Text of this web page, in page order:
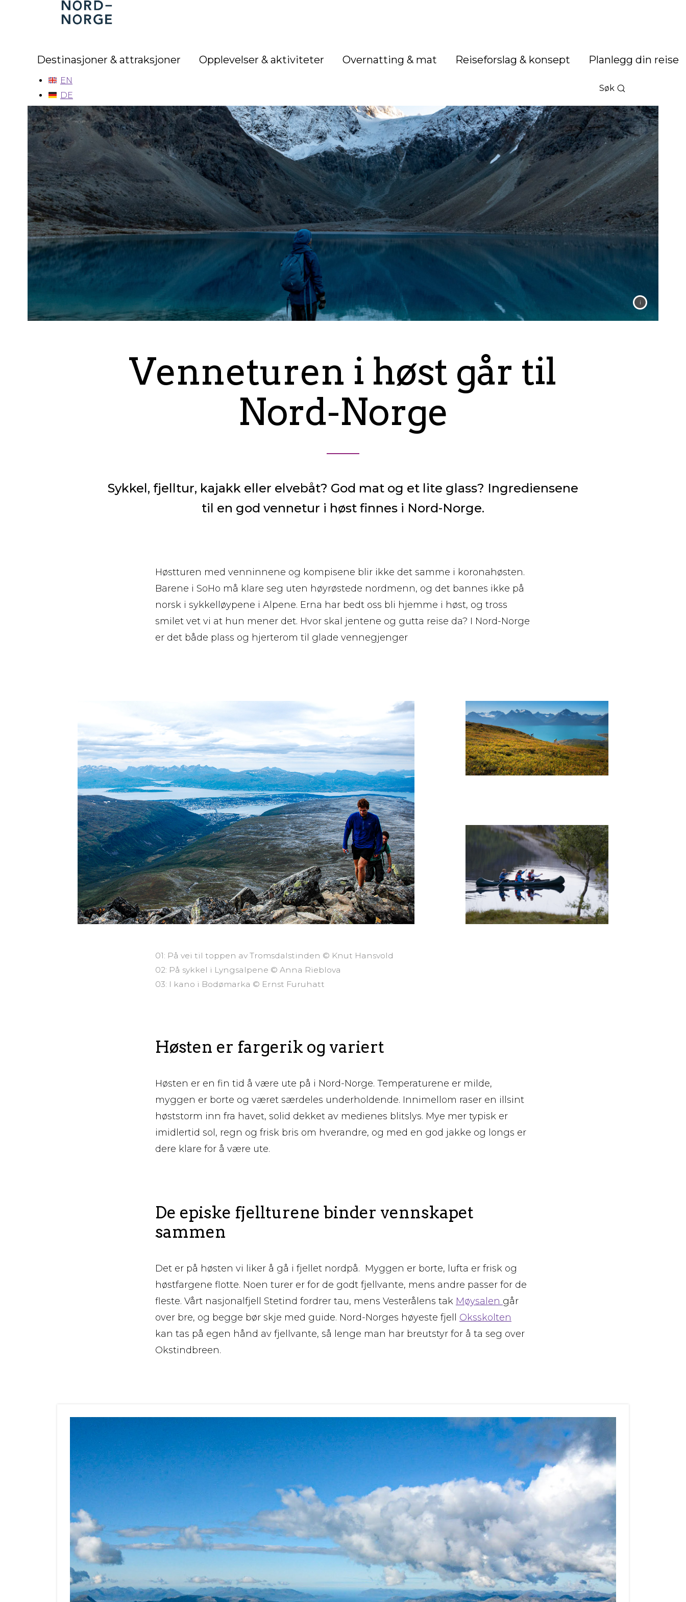
Nord-
Norge
Destinasjoner & attraksjoner Opplevelser & aktiviteter Overnatting & mat Reiseforslag & konsept Planlegg din reise
Søk
EN
DE
Venneturen i høst går til
Nord-Norge
Sykkel, fjelltur, kajakk eller elvebåt? God mat og et lite glass? Ingrediensene
til en god vennetur i høst finnes i Nord-Norge.
Høstturen med venninnene og kompisene blir ikke det samme i koronahøsten.
Barene i SoHo må klare seg uten høyrøstede nordmenn, og det bannes ikke på
norsk i sykkelløypene i Alpene. Erna har bedt oss bli hjemme i høst, og tross
smilet vet vi at hun mener det. Hvor skal jentene og gutta reise da? I Nord-Norge
er det både plass og hjerterom til glade vennegjenger
01: På vei til toppen av Tromsdalstinden © Knut Hansvold
02: På sykkel i Lyngsalpene © Anna Rieblova
03: I kano i Bodømarka © Ernst Furuhatt
Høsten er fargerik og variert
Høsten er en fin tid å være ute på i Nord-Norge. Temperaturene er milde,
myggen er borte og været særdeles underholdende. Innimellom raser en illsint
høststorm inn fra havet, solid dekket av medienes blitslys. Mye mer typisk er
imidlertid sol, regn og frisk bris om hverandre, og med en god jakke og longs er
dere klare for å være ute.
De episke fjellturene binder vennskapet
sammen
Det er på høsten vi liker å gå i fjellet nordpå. Myggen er borte, lufta er frisk og
høstfargene flotte. Noen turer er for de godt fjellvante, mens andre passer for de
fleste. Vårt nasjonalfjell Stetind fordrer tau, mens Vesterålens tak Møysalen går
over bre, og begge bør skje med guide. Nord-Norges høyeste fjell Oksskolten
kan tas på egen hånd av fjellvante, så lenge man har breutstyr for å ta seg over
Okstindbreen.